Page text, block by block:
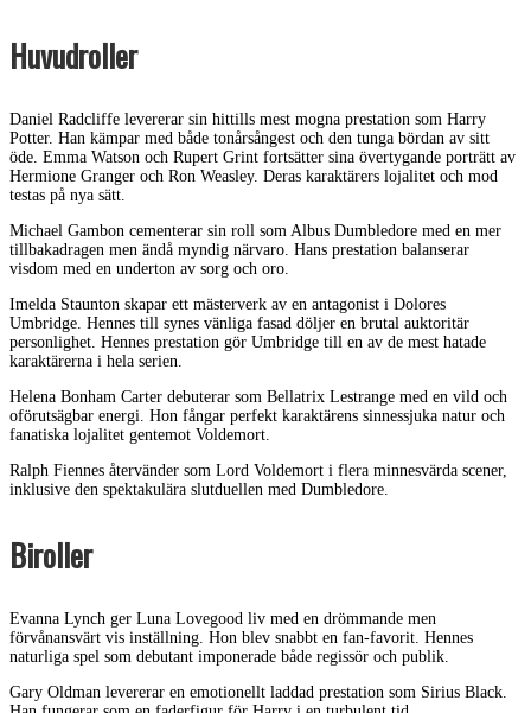
Huvudroller
Daniel Radcliffe levererar sin hittills mest mogna prestation som Harry
Potter. Han kämpar med både tonårsångest och den tunga bördan av sitt
öde. Emma Watson och Rupert Grint fortsätter sina övertygande porträtt av
Hermione Granger och Ron Weasley. Deras karaktärers lojalitet och mod
testas på nya sätt.
Michael Gambon cementerar sin roll som Albus Dumbledore med en mer
tillbakadragen men ändå myndig närvaro. Hans prestation balanserar
visdom med en underton av sorg och oro.
Imelda Staunton skapar ett mästerverk av en antagonist i Dolores
Umbridge. Hennes till synes vänliga fasad döljer en brutal auktoritär
personlighet. Hennes prestation gör Umbridge till en av de mest hatade
karaktärerna i hela serien.
Helena Bonham Carter debuterar som Bellatrix Lestrange med en vild och
oförutsägbar energi. Hon fångar perfekt karaktärens sinnessjuka natur och
fanatiska lojalitet gentemot Voldemort.
Ralph Fiennes återvänder som Lord Voldemort i flera minnesvärda scener,
inklusive den spektakulära slutduellen med Dumbledore.
Biroller
Evanna Lynch ger Luna Lovegood liv med en drömmande men
förvånansvärt vis inställning. Hon blev snabbt en fan-favorit. Hennes
naturliga spel som debutant imponerade både regissör och publik.
Gary Oldman levererar en emotionellt laddad prestation som Sirius Black.